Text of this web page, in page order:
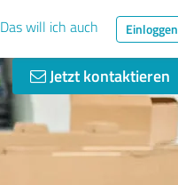
Das will ich auch Einloggen
Jetzt kontaktieren